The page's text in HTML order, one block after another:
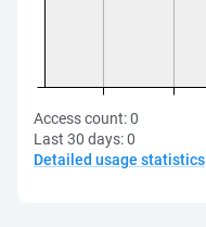
Access count:0
Last 30 days:0
Detailed usage statistics